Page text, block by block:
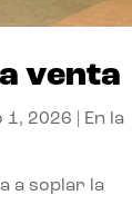
venta
1, 2026
En la
a soplar la